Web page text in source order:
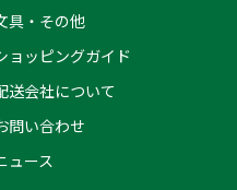
具・その他
ョッピングガイド
送会社について
問い合わせ
ュース